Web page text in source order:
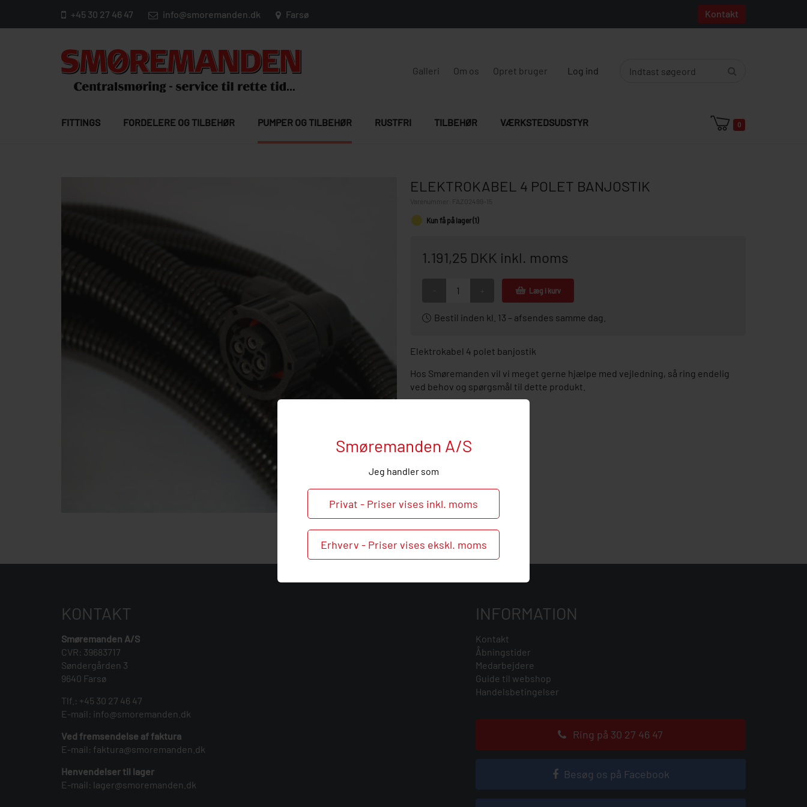
Smøremanden A/S
Jeg handler som
Privat - Priser vises inkl. moms
Erhverv - Priser vises ekskl. moms
+45 30 27 46 47 info@smoremanden.dk Farsø Kontakt
Galleri Om os Opret bruger Log ind
FITTINGS FORDELERE OG TILBEHØR PUMPER OG TILBEHØR RUSTFRI TILBEHØR VÆRKSTEDSUDSTYR 0
ELEKTROKABEL 4 POLET BANJOSTIK
FAZ02499-15
Kun få på lager (1)
1.191,25 DKK inkl. moms
Læg i kurv
Bestil inden kl. 13 – afsendes samme dag.
Elektrokabel 4 polet banjostik
Hos Smøremanden vil vi meget gerne hjælpe med vejledning, så ring endelig
ved behov og spørgsmål til dette produkt.
KONTAKT
Smøremanden A/S
CVR: 39683717
Søndergården 3
9640 Farsø
Tlf.: +45 30 27 46 47
E-mail: info@smoremanden.dk
Ved fremsendelse af faktura
E-mail: faktura@smoremanden.dk
Henvendelser til lager
E-mail: lager@smoremanden.dk
INFORMATION
Kontakt
Åbningstider
Medarbejdere
Guide til webshop
Handelsbetingelser
Ring på 30 27 46 47
Besøg os på Facebook